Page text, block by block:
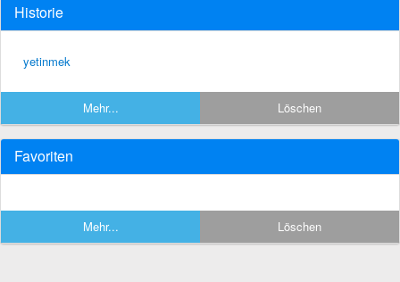
Historie
yetinmek
Mehr... Löschen
Favoriten
Mehr... Löschen